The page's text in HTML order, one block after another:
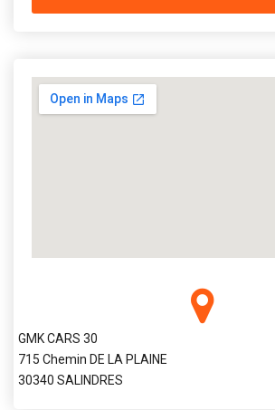
GMK CARS 30
715 Chemin DE LA PLAINE
30340 SALINDRES